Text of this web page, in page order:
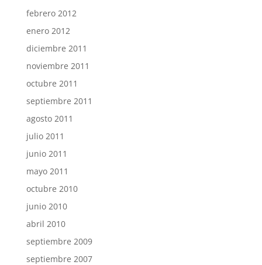
febrero 2012
enero 2012
diciembre 2011
noviembre 2011
octubre 2011
septiembre 2011
agosto 2011
julio 2011
junio 2011
mayo 2011
octubre 2010
junio 2010
abril 2010
septiembre 2009
septiembre 2007